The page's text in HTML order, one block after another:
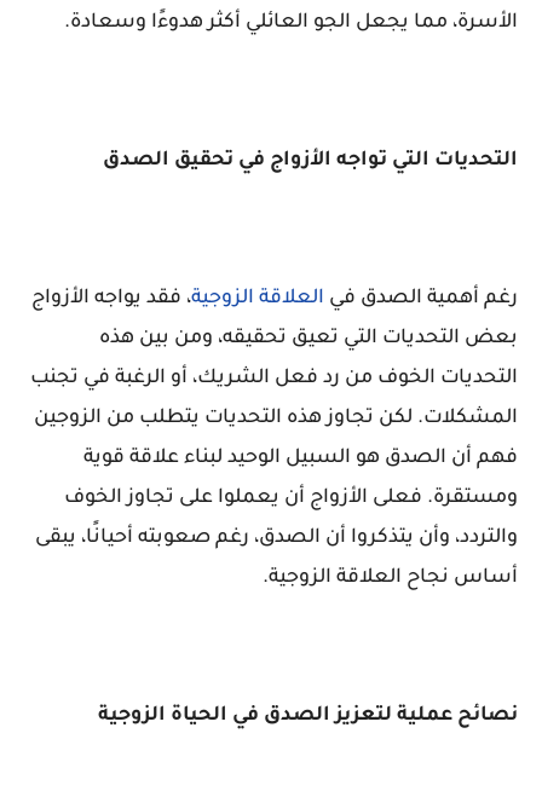
الأسرة، مما يجعل الجو العائلي أكثر هدوءًا وسعادة.
التحديات التي تواجه الأزواج في تحقيق الصدق
رغم أهمية الصدق في العلاقة الزوجية، فقد يواجه الأزواج
بعض التحديات التي تعيق تحقيقه، ومن بين هذه
التحديات الخوف من رد فعل الشريك، أو الرغبة في تجنب
المشكلات. لكن تجاوز هذه التحديات يتطلب من الزوجين
فهم أن الصدق هو السبيل الوحيد لبناء علاقة قوية
ومستقرة. فعلى الأزواج أن يعملوا على تجاوز الخوف
والتردد، وأن يتذكروا أن الصدق، رغم صعوبته أحيانًا، يبقى
أساس نجاح العلاقة الزوجية.
نصائح عملية لتعزيز الصدق في الحياة الزوجية